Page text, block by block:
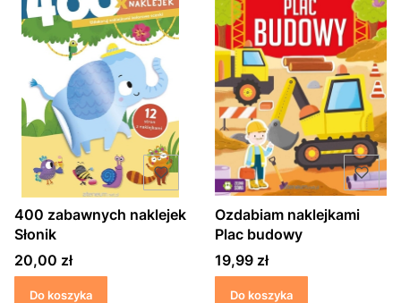
400 zabawnych naklejek
Słonik
Cena
20,00 zł
Do koszyka
Ozdabiam naklejkami
Plac budowy
Cena
19,99 zł
Do koszyka